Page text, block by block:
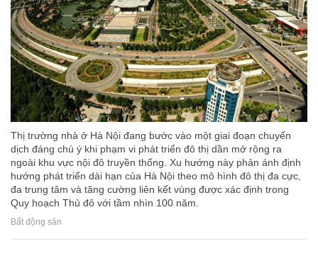
Thị trường nhà ở Hà Nội đang bước vào một giai đoạn chuyển
dịch đáng chú ý khi phạm vi phát triển đô thị dần mở rộng ra
ngoài khu vực nội đô truyền thống. Xu hướng này phản ánh định
hướng phát triển dài hạn của Hà Nội theo mô hình đô thị đa cực,
đa trung tâm và tăng cường liên kết vùng được xác định trong
Quy hoạch Thủ đô với tầm nhìn 100 năm.
Bất động sản